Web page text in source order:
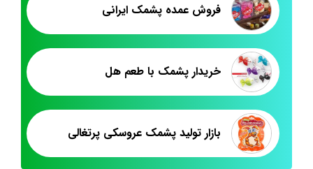
فروش عمده پشمک ایرانی
خریدار پشمک با طعم هل
بازار تولید پشمک عروسکی پرتغالی